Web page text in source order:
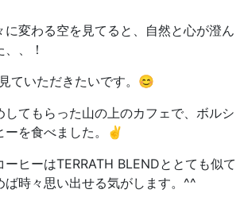
に変わる空を見てると、自然と心が澄ん
、！
ていただきたいです。😊
してもらった山の上のカフェで、ボルシ
ーを食べました。✌
ヒーはTERRATH BLENDととても似て
ば時々思い出せる気がします。^^